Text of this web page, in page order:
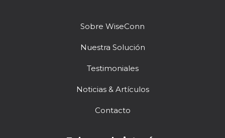
Sobre WiseConn
Nuestra Solución
Testimoniales
Noticias & Artículos
Contacto